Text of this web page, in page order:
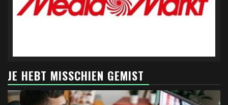
JE HEBT MISSCHIEN GEMIST